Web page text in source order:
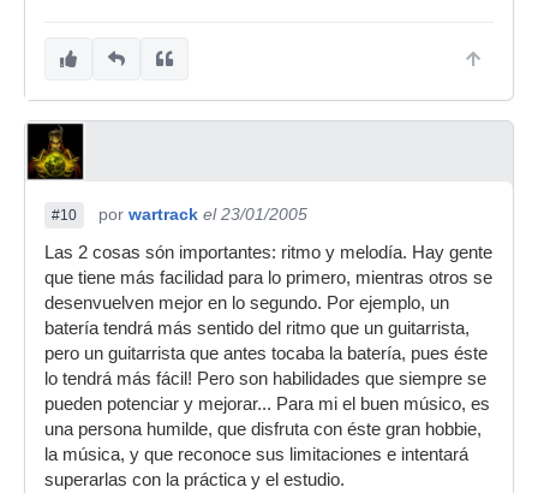
#10 por wartrack el 23/01/2005
Las 2 cosas són importantes: ritmo y melodía. Hay gente
que tiene más facilidad para lo primero, mientras otros se
desenvuelven mejor en lo segundo. Por ejemplo, un
batería tendrá más sentido del ritmo que un guitarrista,
pero un guitarrista que antes tocaba la batería, pues éste
lo tendrá más fácil! Pero son habilidades que siempre se
pueden potenciar y mejorar... Para mi el buen músico, es
una persona humilde, que disfruta con éste gran hobbie,
la música, y que reconoce sus limitaciones e intentará
superarlas con la práctica y el estudio.